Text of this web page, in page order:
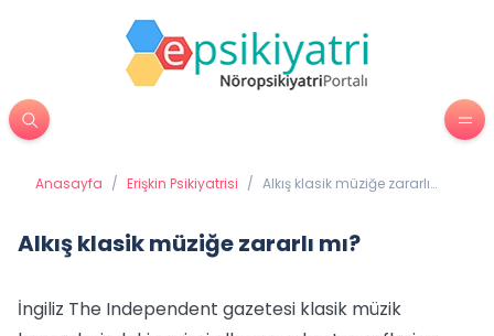
Anasayfa / Erişkin Psikiyatrisi / Alkış klasik müziğe zararlı
Alkış klasik müziğe zararlı mı?
İngiliz The Independent gazetesi klasik müzik